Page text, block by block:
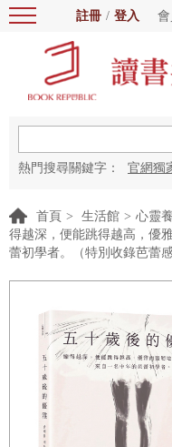
註冊 / 登入
熱門搜尋關鍵字： 官網獨
首頁 > 生活館 > 心靈
得越深，便能跳得越高，優
蕾初學者。（特別收錄芭蕾